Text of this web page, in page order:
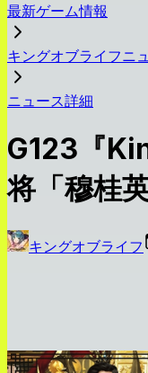
最新ゲーム情報
キングオブライフニ
ニュース詳細
G123『
将「穆桂
キングオブライフ